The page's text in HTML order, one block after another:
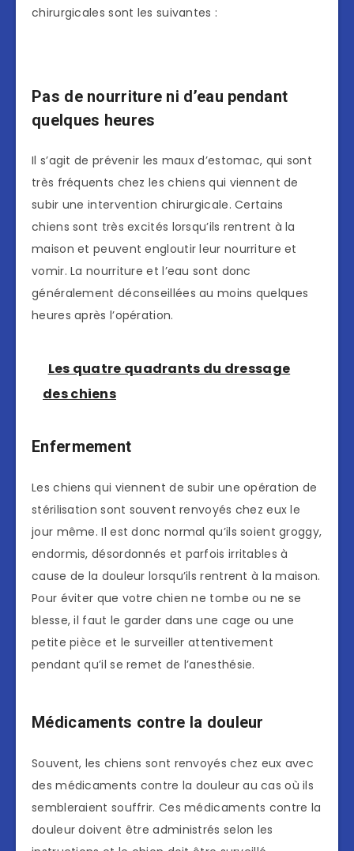
chirurgicales sont les suivantes :
Pas de nourriture ni d’eau pendant
quelques heures
Il s’agit de prévenir les maux d’estomac, qui sont
très fréquents chez les chiens qui viennent de
subir une intervention chirurgicale. Certains
chiens sont très excités lorsqu’ils rentrent à la
maison et peuvent engloutir leur nourriture et
vomir. La nourriture et l’eau sont donc
généralement déconseillées au moins quelques
heures après l’opération.
Les quatre quadrants du dressage
des chiens
Enfermement
Les chiens qui viennent de subir une opération de
stérilisation sont souvent renvoyés chez eux le
jour même. Il est donc normal qu’ils soient groggy,
endormis, désordonnés et parfois irritables à
cause de la douleur lorsqu’ils rentrent à la maison.
Pour éviter que votre chien ne tombe ou ne se
blesse, il faut le garder dans une cage ou une
petite pièce et le surveiller attentivement
pendant qu’il se remet de l’anesthésie.
Médicaments contre la douleur
Souvent, les chiens sont renvoyés chez eux avec
des médicaments contre la douleur au cas où ils
sembleraient souffrir. Ces médicaments contre la
douleur doivent être administrés selon les